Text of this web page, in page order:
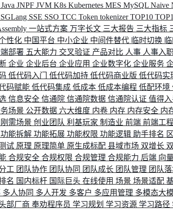
Java JNPF JVM K8s Kubernetes MES MySQL Naive
SGLang SSE SSO TCC Token tokenizerTOP10
一站式方案 万字长文 三大报告 三大指标
性化 中国平台 中小企业 中间件替代 临时切换
部署 五大能力 交叉验证 产品对比 人事 人事入职
企业 企业后台 企业应用 企业数字化 企业服务
低代码入门 低代码加持 低代码商业版 低代码实
码赋能 低代码集成 低成本 低成本编程 低配环境
信息安全 信通院 信通院数据 信通院认证 值得
场景 公开数据 六大维度 内卷 内存 内存安全 内
刚需场景 创业团队 利基玩家 制造业 前端 前端工
功能拆解 功能拓展 功能权限 功能逻辑 助手排名
试 原理 原理简单 原生成标配 县域市场 双增长
合规安全 合规权限 合规管理 合规能力 后端 向
工 团队协作 团队协同 团队成长 团队管理 团队
名 国内标杆 国际巨头 在线使用 场景 场景适配
多人协同 多人开发 多客户 多应用管理 多模态大
部厂商 奉劝程序员 学习规划 学习资源 学习路径